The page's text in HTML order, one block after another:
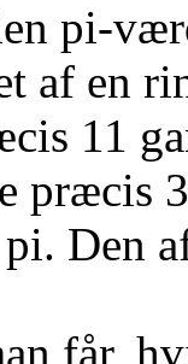
pi-
af en
11
præcis
Den
får,